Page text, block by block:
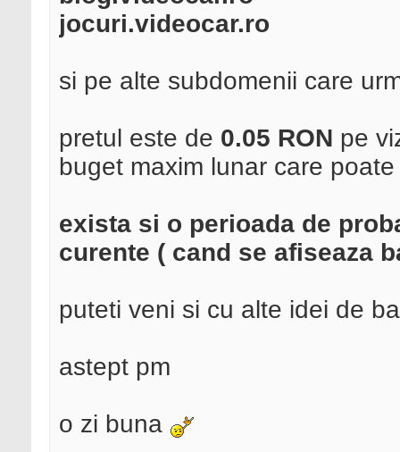
jocuri.videocar.ro
si pe alte subdomenii care
pretul este de 0.05 RON pe
buget maxim lunar care
exista si o perioada de
curente ( cand se afiseaza
puteti veni si cu alte idei de
astept pm
o zi buna